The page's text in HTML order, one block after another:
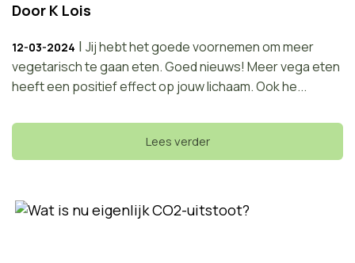
Door K Lois
12-03-2024 | Jij hebt het goede voornemen om meer
vegetarisch te gaan eten. Goed nieuws! Meer vega eten
heeft een positief effect op jouw lichaam. Ook he...
Lees verder